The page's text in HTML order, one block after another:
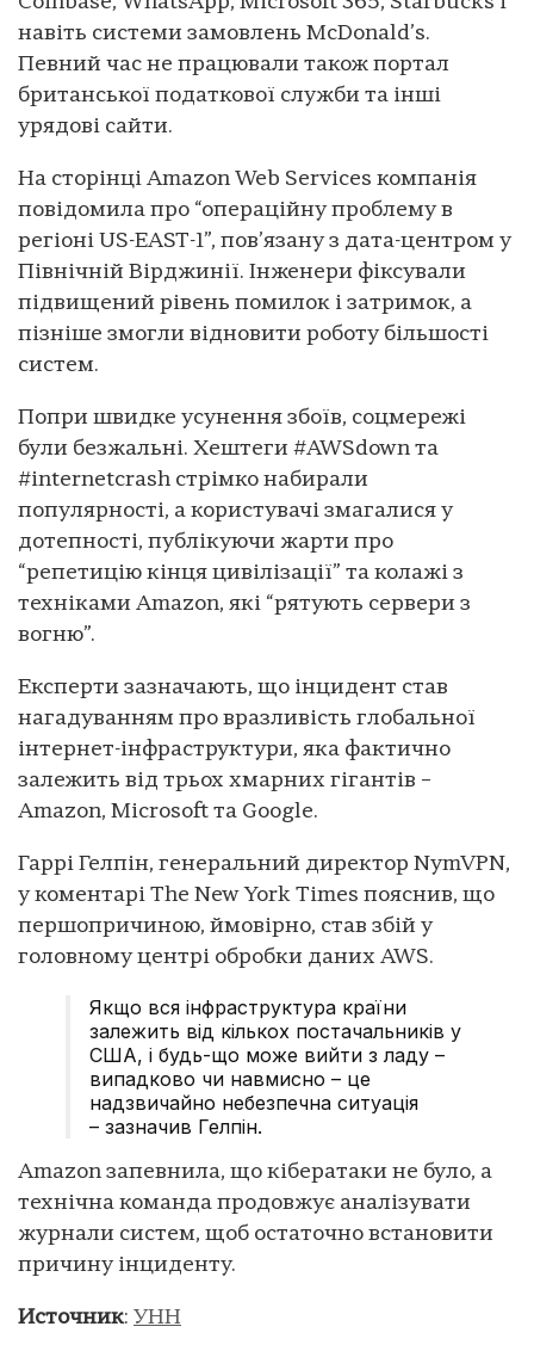
навіть системи замовлень McDonald’s.
Певний час не працювали також портал
британської податкової служби та інші
урядові сайти.
На сторінці Amazon Web Services компанія
повідомила про “операційну проблему в
регіоні US-EAST-1”, пов’язану з дата-центром у
Північній Вірджинії. Інженери фіксували
підвищений рівень помилок і затримок, а
пізніше змогли відновити роботу більшості
систем.
Попри швидке усунення збоїв, соцмережі
були безжальні. Хештеги #AWSdown та
#internetcrash стрімко набирали
популярності, а користувачі змагалися у
дотепності, публікуючи жарти про
“репетицію кінця цивілізації” та колажі з
техніками Amazon, які “рятують сервери з
вогню”.
Експерти зазначають, що інцидент став
нагадуванням про вразливість глобальної
інтернет-інфраструктури, яка фактично
залежить від трьох хмарних гігантів –
Amazon, Microsoft та Google.
Гаррі Гелпін, генеральний директор NymVPN,
у коментарі The New York Times пояснив, що
першопричиною, ймовірно, став збій у
головному центрі обробки даних AWS.
Якщо вся інфраструктура країни
залежить від кількох постачальників у
США, і будь-що може вийти з ладу –
випадково чи навмисно – це
надзвичайно небезпечна ситуація
– зазначив Гелпін.
Amazon запевнила, що кібератаки не було, а
технічна команда продовжує аналізувати
журнали систем, щоб остаточно встановити
причину інциденту.
Источник: УНН